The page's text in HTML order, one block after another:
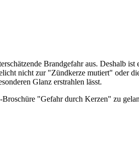
Brandgefahr aus. Deshalb
nicht zur "Zündkerze mutiert" oder
Glanz erstrahlen lässt.
"Gefahr durch Kerzen" zu